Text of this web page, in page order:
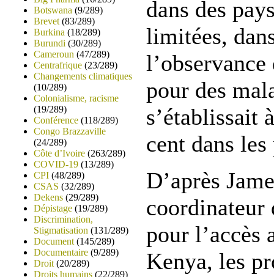
Botswana (9/289)
Brevet (83/289)
Burkina (18/289)
Burundi (30/289)
Cameroun (47/289)
Centrafrique (23/289)
Changements climatiques
(10/289)
Colonialisme, racisme
(19/289)
Conférence (118/289)
Congo Brazzaville
(24/289)
Côte d’Ivoire (263/289)
COVID-19 (13/289)
CPI (48/289)
CSAS (32/289)
Dekens (29/289)
Dépistage (19/289)
Discrimination,
Stigmatisation (131/289)
Document (145/289)
Documentaire (9/289)
Droit (20/289)
Droits humains (22/289)
dans des
limitées,
pour des
s’établissait
cent dans
D’après
coordinateur
pour l’accès
Kenya, les